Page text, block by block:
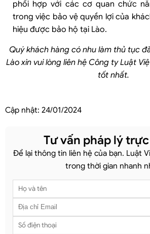
phối hợp với các cơ quan chức
trong việc bảo vệ quyền lợi của
hiệu được bảo hộ tại Lào.
Quý khách hàng có nhu làm thủ tục
Lào xin vui lòng liên hệ Công ty Luật
tốt nhất.
Cập nhật: 24/01/2024
Tư vấn pháp lý
Để lại thông tin liên hệ của bạn. Luật
trong thời gian nhanh